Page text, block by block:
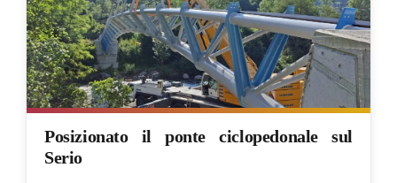
Posizionato il ponte ciclopedonale sul
Serio